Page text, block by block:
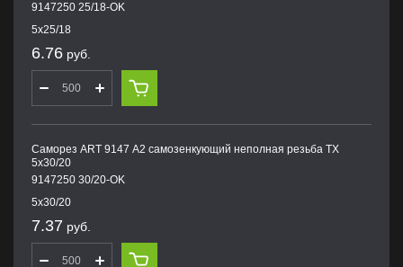
9147250 25/18-OK
5х25/18
6.76 руб.
Саморез ART 9147 А2 самозенкующий неполная резьба TX
5х30/20
9147250 30/20-OK
5х30/20
7.37 руб.